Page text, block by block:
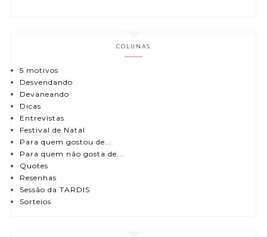
COLUNAS
5 motivos
Desvendando
Devaneando
Dicas
Entrevistas
Festival de Natal
Para quem gostou de...
Para quem não gosta de...
Quotes
Resenhas
Sessão da TARDIS
Sorteios